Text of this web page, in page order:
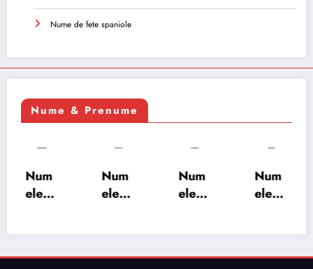
Nume de fete spaniole
Nume & Prenume
Num
ele
semn
Num
ele
semn
Num
ele
semn
Num
ele
ificați